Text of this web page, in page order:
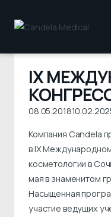
IX
08.05.2018
Компания Candela
в IX
косметологии в
мая в знаменитом
Насыщенная
участие ведущих